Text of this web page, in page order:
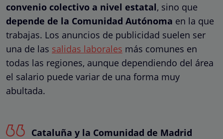
convenio colectivo a nivel estatal, sino que
depende de la Comunidad Autónoma en la que
trabajas. Los anuncios de publicidad suelen ser
una de las salidas laborales más comunes en
todas las regiones, aunque dependiendo del área
el salario puede variar de una forma muy
abultada.
Cataluña y la Comunidad de Madrid